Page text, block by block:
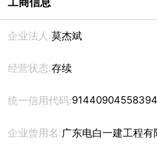
企业法人:莫杰斌
经营状态:存续
统一信用代码:
企业曾用名: 广东电白一建工程